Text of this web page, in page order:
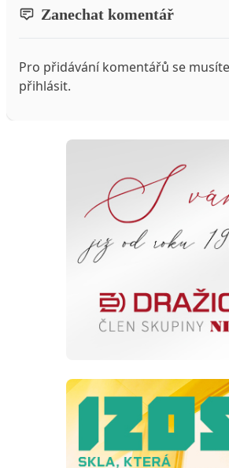
Zanechat komentář
Pro přidávání komentářů se
přihlásit.